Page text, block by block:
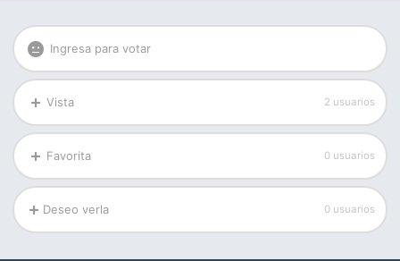
Ingresa para votar
Vista 2 usuarios
Favorita 0 usuarios
Deseo verla 0 usuarios